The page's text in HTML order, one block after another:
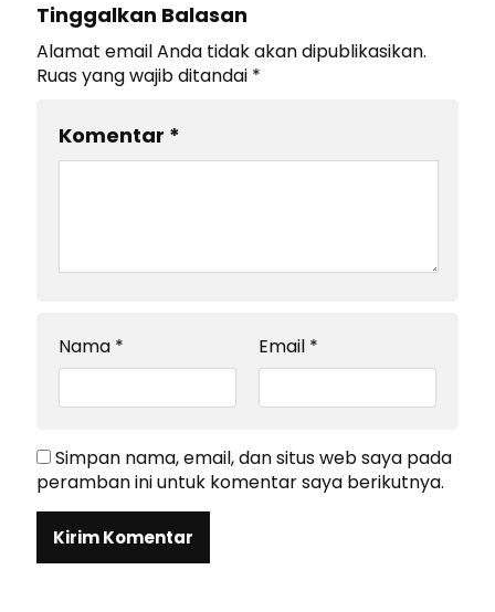
Tinggalkan Balasan
Alamat email Anda tidak akan dipublikasikan.
Ruas yang wajib ditandai *
Komentar *
Nama * Email *
Simpan nama, email, dan situs web saya pada
peramban ini untuk komentar saya berikutnya.